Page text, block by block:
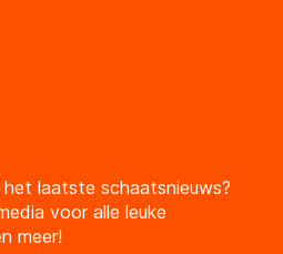
laatste schaatsnieuws?
voor alle leuke
meer!